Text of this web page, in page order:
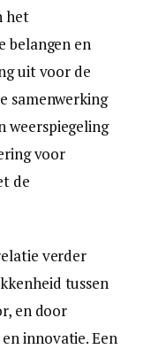
het
belangen en
uit voor de
samenwerking
weerspiegeling
voor
de
verder
tussen
en door
innovatie. Een